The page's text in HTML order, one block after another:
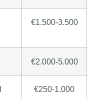
€1.500-3.500
€2.000-5.000
€250-1.000